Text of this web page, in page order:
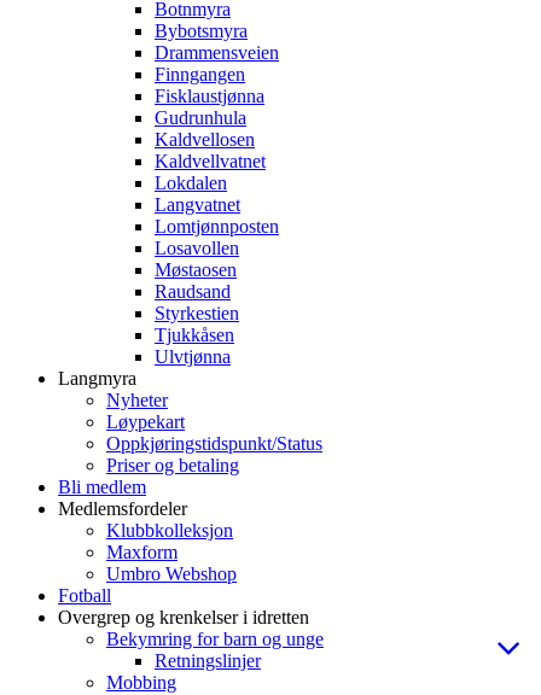
Botnmyra
Bybotsmyra
Drammensveien
Finngangen
Fisklaustjønna
Gudrunhula
Kaldvellosen
Kaldvellvatnet
Lokdalen
Langvatnet
Lomtjønnposten
Losavollen
Møstaosen
Raudsand
Styrkestien
Tjukkåsen
Ulvtjønna
Langmyra
Nyheter
Løypekart
Oppkjøringstidspunkt/Status
Priser og betaling
Bli medlem
Medlemsfordeler
Klubbkolleksjon
Maxform
Umbro Webshop
Fotball
Overgrep og krenkelser i idretten
Bekymring for barn og unge
Retningslinjer
Mobbing